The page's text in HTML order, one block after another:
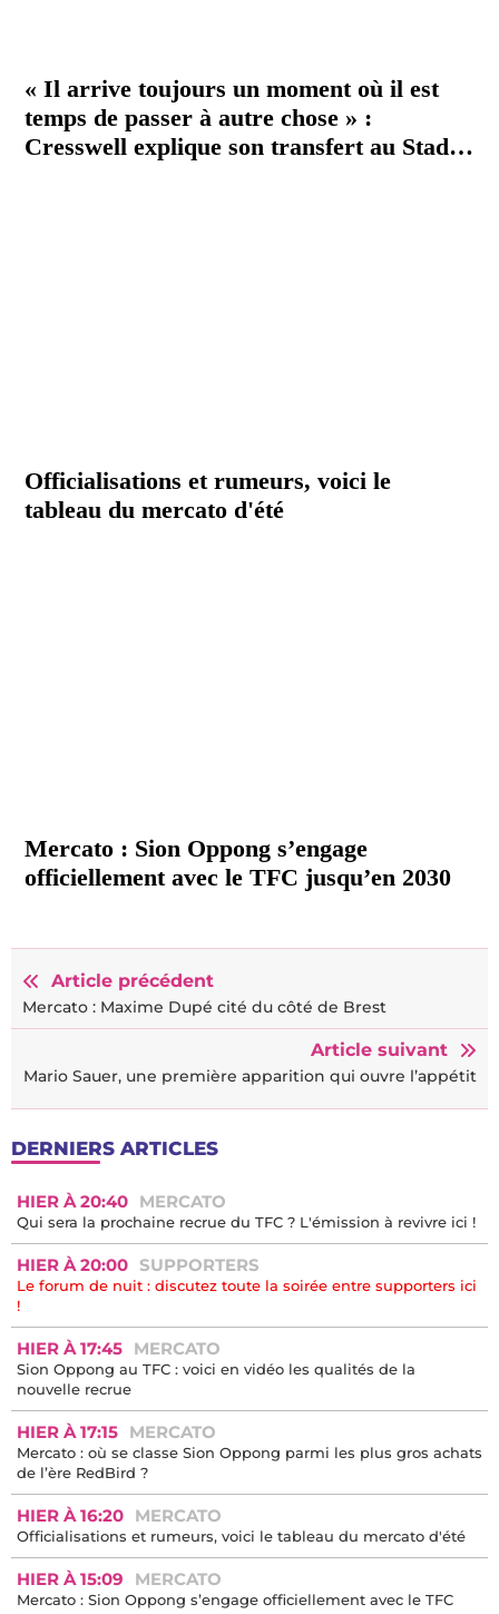
« Il arrive toujours un moment où il est
temps de passer à autre chose » :
Cresswell explique son transfert au Stade
Officialisations et rumeurs, voici le
tableau du mercato d'été
Mercato : Sion Oppong s’engage
officiellement avec le TFC jusqu’en 2030
Article précédent
Mercato : Maxime Dupé cité du côté de Brest
Article suivant
Mario Sauer, une première apparition qui ouvre l’appétit
DERNIERS ARTICLES
HIER À 20:40 MERCATO
Qui sera la prochaine recrue du TFC ? L'émission à revivre ici !
HIER À 20:00 SUPPORTERS
Le forum de nuit : discutez toute la soirée entre supporters ici
!
HIER À 17:45 MERCATO
Sion Oppong au TFC : voici en vidéo les qualités de la
nouvelle recrue
HIER À 17:15 MERCATO
Mercato : où se classe Sion Oppong parmi les plus gros achats
de l’ère RedBird ?
HIER À 16:20 MERCATO
Officialisations et rumeurs, voici le tableau du mercato d'été
HIER À 15:09 MERCATO
Mercato : Sion Oppong s’engage officiellement avec le TFC